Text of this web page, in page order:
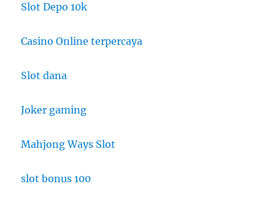
Slot Depo 10k
Casino Online terpercaya
Slot dana
Joker gaming
Mahjong Ways Slot
slot bonus 100